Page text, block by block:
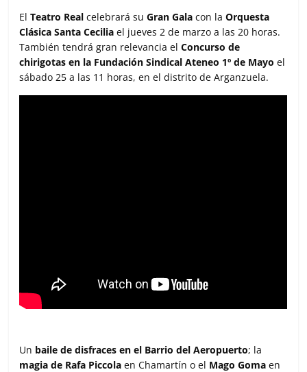
ElTeatro Real celebrará suGran Gala con laOrquesta
Clásica Santa Cecilia el jueves 2 de marzo a las 20 horas.
También tendrá gran relevancia elConcurso de
chirigotas en la Fundación Sindical Ateneo 1º de Mayo el
sábado 25 a las 11 horas, en el distrito de Arganzuela.
Un baile de disfraces en el Barrio del Aeropuerto; la
magia de Rafa Piccola en Chamartín o el Mago Gomaen